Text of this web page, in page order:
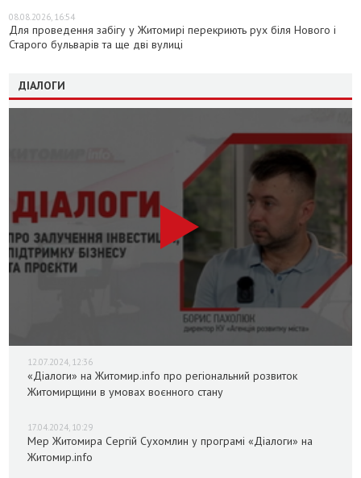
08.08.2026, 16:54
Для проведення забігу у Житомирі перекриють рух біля Нового і
Старого бульварів та ще дві вулиці
ДІАЛОГИ
12.07.2024, 12:36
«Діалоги» на Житомир.info про регіональний розвиток
Житомирщини в умовах воєнного стану
17.04.2024, 10:29
Мер Житомира Сергій Сухомлин у програмі «Діалоги» на
Житомир.info